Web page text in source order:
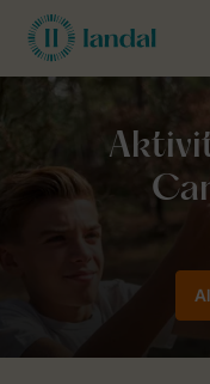
Landal Camping